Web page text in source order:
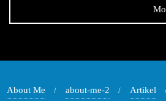
About Me about-me-2 Artikel